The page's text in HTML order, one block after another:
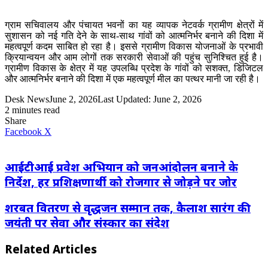
ग्राम सचिवालय और पंचायत भवनों का यह व्यापक नेटवर्क ग्रामीण क्षेत्रों में
सुशासन को नई गति देने के साथ-साथ गांवों को आत्मनिर्भर बनाने की दिशा में
महत्वपूर्ण कदम साबित हो रहा है। इससे ग्रामीण विकास योजनाओं के प्रभावी
क्रियान्वयन और आम लोगों तक सरकारी सेवाओं की पहुंच सुनिश्चित हुई है।
ग्रामीण विकास के क्षेत्र में यह उपलब्धि प्रदेश के गांवों को सशक्त, डिजिटल
और आत्मनिर्भर बनाने की दिशा में एक महत्वपूर्ण मील का पत्थर मानी जा रही है।
Desk NewsJune 2, 2026Last Updated: June 2, 2026
2 minutes read
Share
Facebook X
आईटीआई प्रवेश अभियान को जनआंदोलन बनाने के
निर्देश, हर प्रशिक्षणार्थी को रोजगार से जोड़ने पर जोर
शरबत वितरण से वृद्धजन सम्मान तक, कैलाश सारंग की
जयंती पर सेवा और संस्कार का संदेश
Related Articles